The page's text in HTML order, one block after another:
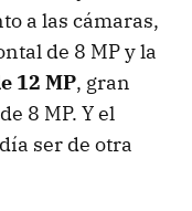
a las cámaras,
de 8 MP y la
12 MP, gran
8 MP. Y el
ser de otra